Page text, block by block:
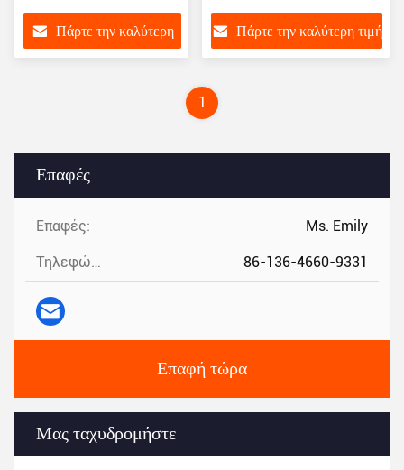
Επαφές
Επαφές: Ms. Emily
Τηλεφώνημα: 86-136-4660-9331
Επαφή τώρα
Μας ταχυδρομήστε
Ρουχικό Ματ X12 Bar
Beer Bar Ρουχικό Ματ
Πάρτε την καλύτερη
στρώμα από καουτσούκ
Πάρτε την καλύτερη τιμή
1